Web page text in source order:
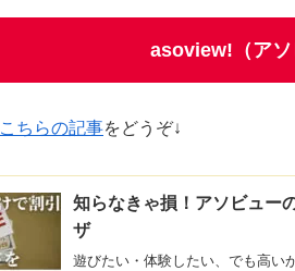
asoview!（アソ
こちらの記事をどうぞ↓
知らなきゃ損！アソビュー
ザ
遊びたい・体験したい、でも高